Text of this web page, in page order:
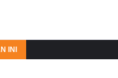
INI